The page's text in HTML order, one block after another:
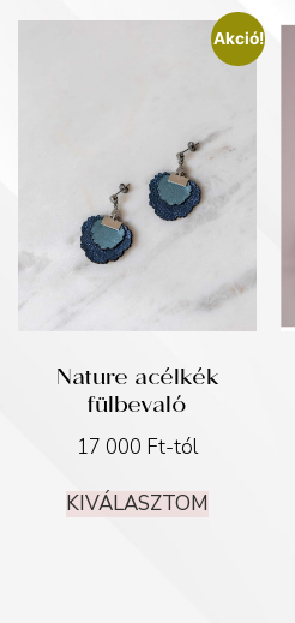
Akció!
Nature acélkék
fülbevaló
17 000 Ft-tól
KIVÁLASZTOM